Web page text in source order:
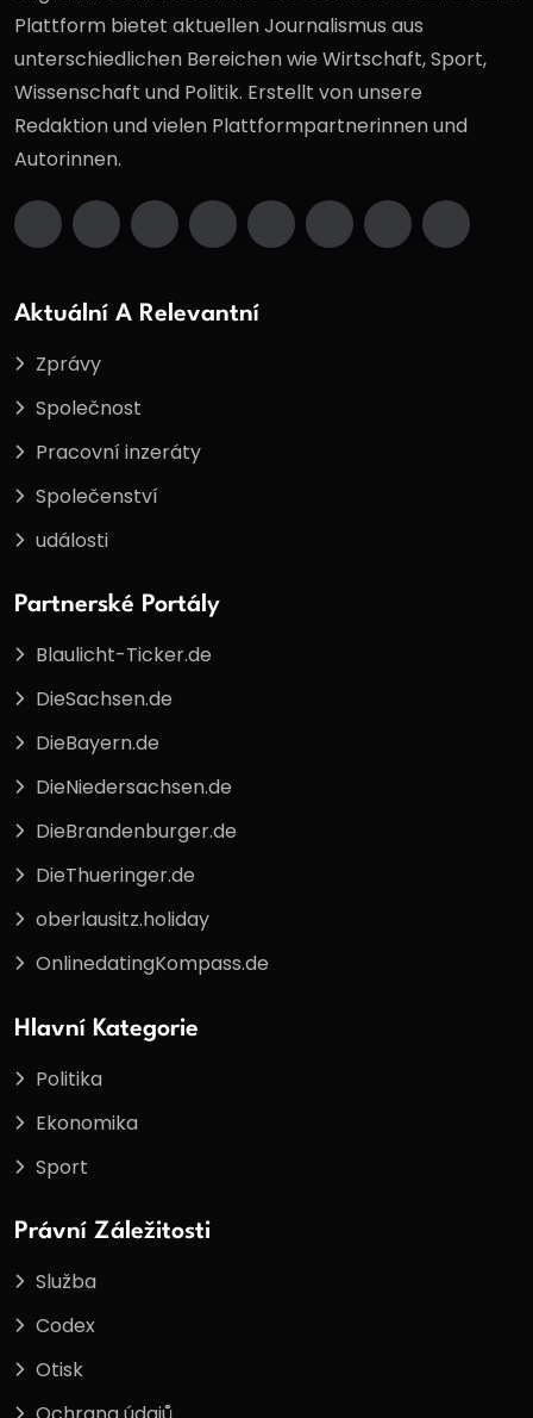
Plattform bietet aktuellen Journalismus aus
unterschiedlichen Bereichen wie Wirtschaft, Sport,
Wissenschaft und Politik. Erstellt von unsere
Redaktion und vielen Plattformpartnerinnen und
Autorinnen.
Aktuální A Relevantní
Zprávy
Společnost
Pracovní inzeráty
Společenství
události
Partnerské Portály
Blaulicht-Ticker.de
DieSachsen.de
DieBayern.de
DieNiedersachsen.de
DieBrandenburger.de
DieThueringer.de
oberlausitz.holiday
OnlinedatingKompass.de
Hlavní Kategorie
Politika
Ekonomika
Sport
Právní Záležitosti
Služba
Codex
Otisk